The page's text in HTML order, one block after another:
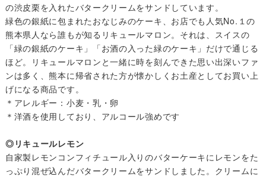
の渋皮栗を入れたバタークリームをサンドしています。
緑色の銀紙に包まれたおなじみのケーキ、お店でも人気No.１の
熊本県人なら誰もが知るリキュールマロン。それは、スイスの
「緑の銀紙のケーキ」「お酒の入った緑のケーキ」だけで通じる
ほど。リキュールマロンと一緒に時を刻んできた思い出深いファ
ンは多く、熊本に帰省された方が懐かしくお土産としてお買い上
げになる商品です。
＊アレルギー：小麦・乳・卵
＊洋酒を使用しており、アルコール強めです
◎リキュールレモン
自家製レモンコンフィチュール入りのバターケーキにレモンをた
っぷり混ぜ込んだバタークリームをサンドしました。クリームに